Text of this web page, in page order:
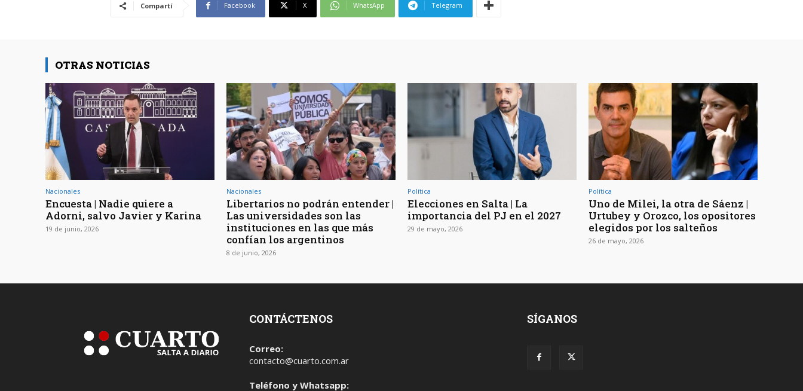
Compartí Facebook X WhatsApp Telegram
OTRAS NOTICIAS
Nacionales
Encuesta | Nadie quiere a
Adorni, salvo Javier y Karina
19 de junio, 2026
Nacionales
Libertarios no podrán entender |
Las universidades son las
instituciones en las que más
confían los argentinos
8 de junio, 2026
Política
Elecciones en Salta | La
importancia del PJ en el 2027
29 de mayo, 2026
Política
Uno de Milei, la otra de Sáenz |
Urtubey y Orozco, los opositores
elegidos por los salteños
26 de mayo, 2026
CONTÁCTENOS
Correo:
contacto@cuarto.com.ar
Teléfono y Whatsapp:
SÍGANOS